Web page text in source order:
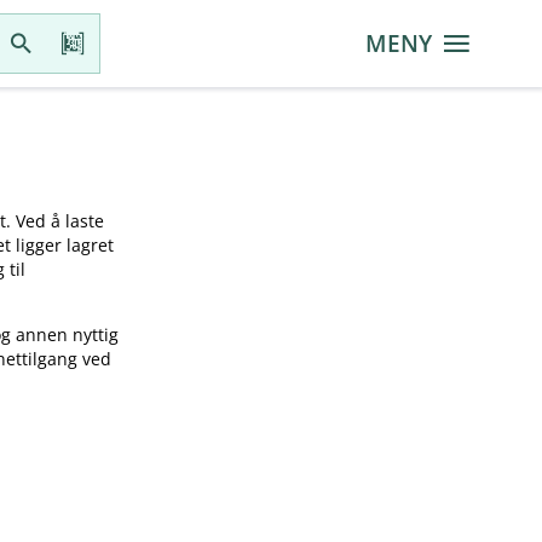
MENY
Ved å laste
ligger lagret
til
annen nyttig
ved